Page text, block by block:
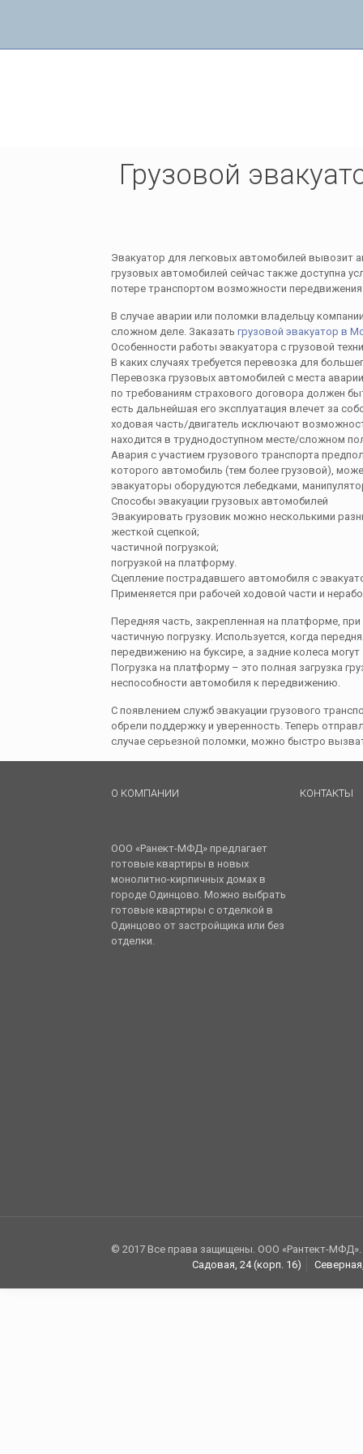
Грузовой
Эвакуатор для легковых автомобилей вывозит
грузовых автомобилей сейчас также доступна
потере транспортом возможности
В случае аварии или поломки владельцу
сложном деле. Заказать грузовой эвакуатор в
Особенности работы эвакуатора с грузовой
В каких случаях требуется перевозка для
Перевозка грузовых автомобилей с места
по требованиям страхового договора должен
есть дальнейшая его эксплуатация влечет за
ходовая часть/двигатель исключают
находится в труднодоступном месте/сложном
Авария с участием грузового транспорта
которого автомобиль (тем более грузовой),
эвакуаторы оборудуются лебедками,
Способы эвакуации грузовых автомобилей
Эвакуировать грузовик можно несколькими
жесткой сцепкой;
частичной погрузкой;
погрузкой на платформу.
Сцепление пострадавшего автомобиля с
Применяется при рабочей ходовой части и
Передняя часть, закрепленная на платформе,
частичную погрузку. Используется, когда
передвижению на буксире, а задние колеса
Погрузка на платформу – это полная загрузка
неспособности автомобиля к передвижению.
С появлением служб эвакуации грузового
обрели поддержку и уверенность. Теперь
случае серьезной поломки, можно быстро
О КОМПАНИИ
ООО «Ранект-МФД» предлагает
готовые квартиры в новых
монолитно-кирпичных домах в
городе Одинцово. Можно выбрать
готовые квартиры с отделкой в
Одинцово от застройщика или без
отделки.
КОНТАКТЫ
© 2017 Все права защищены. ООО «Рантект-МФД».
Садовая, 24 (корп. 16)